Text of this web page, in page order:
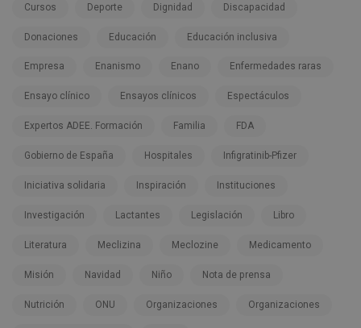
Cursos Deporte Dignidad Discapacidad
Donaciones Educación Educación inclusiva
Empresa Enanismo Enano Enfermedades raras
Ensayo clínico Ensayos clínicos Espectáculos
Expertos ADEE. Formación Familia FDA
Gobierno de España Hospitales Infigratinib-Pfizer
Iniciativa solidaria Inspiración Instituciones
Investigación Lactantes Legislación Libro
Literatura Meclizina Meclozine Medicamento
Misión Navidad Niño Nota de prensa
Nutrición ONU Organizaciones Organizaciones